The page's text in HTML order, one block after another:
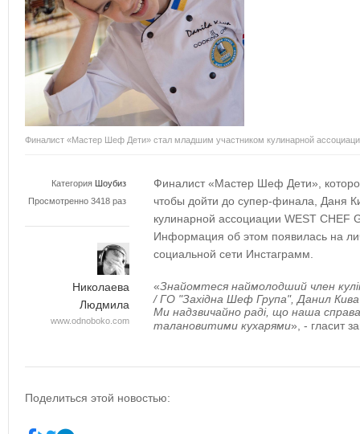
Финалист «Мастер Шеф Дети» стал младшим участником кулинарной
Категория Шоубиз
Просмотренно 3418 раз
Николаева
Людмила
www.odnoboko.com
Финалист «Мастер Шеф Дети»,
чтобы дойти до супер-финала, Даня
кулинарной ассоциации WEST
Информация об этом появилась на
социальной сети Инстаграмм.
«Знайомтеся наймолодший член
/ ГО "Західна Шеф Група", Данил
Ми надзвичайно раді, що наша
талановитими кухарями», - гласит
Поделиться этой новостью: